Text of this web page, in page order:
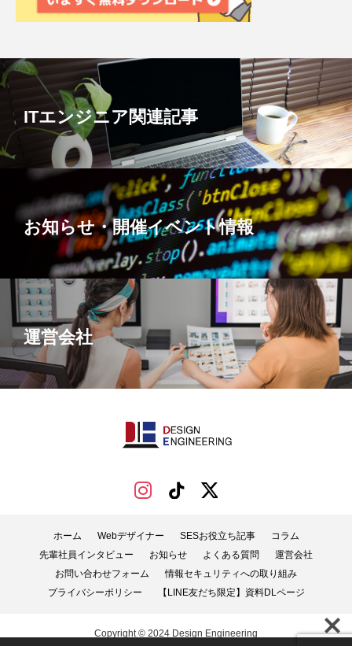
ITエンジニア関連記事
お知らせ・開催イベント情報
運営会社
ホーム Webデザイナー SESお役立ち記事
コラム
先輩社員インタビュー
お知らせ よくある質問
運営会社
お問い合わせフォーム
情報セキュリティへの取り組み
プライバシーポリシー
【LINE友だち限定】資料DLページ
Copyright © 2024 Design Engineering